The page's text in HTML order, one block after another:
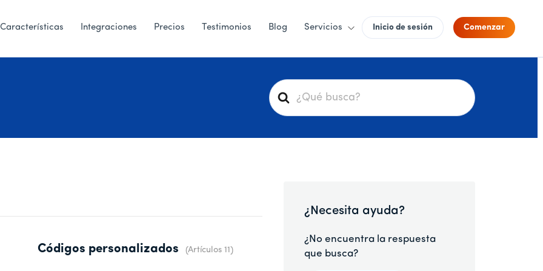
Características Integraciones Precios Testimonios Blog Servicios Inicio de sesión Comenzar
B
u
Códigos personalizados Artículos 11
¿Necesita ayuda?
¿No encuentra la respuesta
que busca?